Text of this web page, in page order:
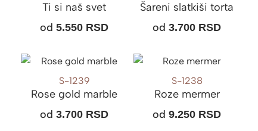
Ti si naš svet
od5.550 RSD
Šareni slatkiši torta
od3.700 RSD
S-1239
Rose gold marble
od3.700 RSD
S-1238
Roze mermer
od9.250 RSD